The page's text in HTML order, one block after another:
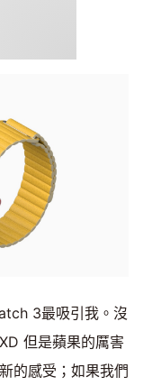
3最吸引我。沒
但是蘋果的厲害
的感受；如果我們